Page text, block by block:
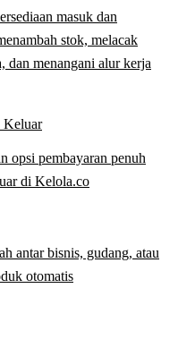
masuk dan
stok, melacak
dan menangani alur kerja
Keluar
opsi pembayaran penuh
di Kelola.co
antar bisnis, gudang, atau
otomatis